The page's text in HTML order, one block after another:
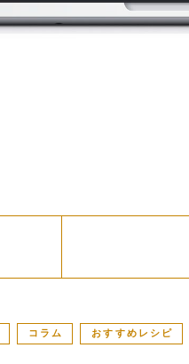
コラム おすすめレシピ